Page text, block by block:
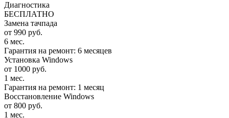
Диагностика
БЕСПЛАТНО
Замена тачпада
от 990 руб.
6 мес.
Гарантия на ремонт: 6 месяцев
Установка Windows
от 1000 руб.
1 мес.
Гарантия на ремонт: 1 месяц
Восстановление Windows
от 800 руб.
1 мес.